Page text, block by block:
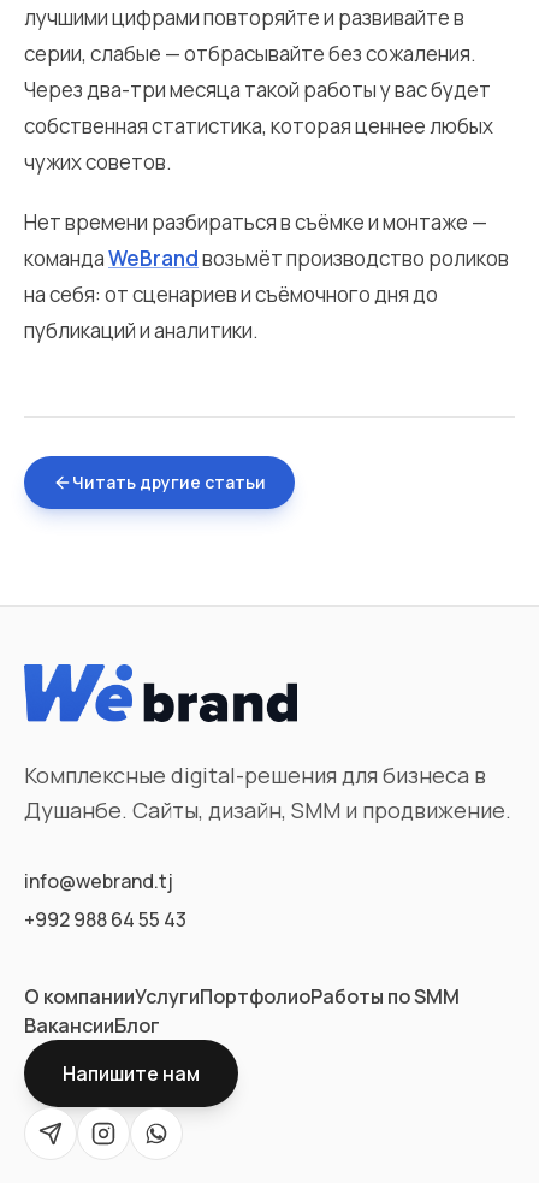
лучшими цифрами повторяйте и развивайте в
серии, слабые — отбрасывайте без сожаления.
Через два-три месяца такой работы у вас будет
собственная статистика, которая ценнее любых
чужих советов.
Нет времени разбираться в съёмке и монтаже —
командаWeBrandвозьмёт производство роликов
на себя: от сценариев и съёмочного дня до
публикаций и аналитики.
Читать другие статьи
Комплексные digital-решения для бизнеса в
Душанбе. Сайты, дизайн, SMM и продвижение.
info@webrand.tj
+992 988 64 55 43
О компанииУслугиПортфолиоРаботы по SMM
ВакансииБлог
Напишите нам